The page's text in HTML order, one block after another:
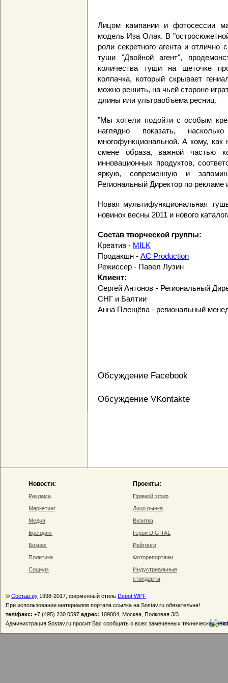
Лицом кампании и фотосессии
модель Иза Олак. В
роли секретного агента и
туши "Двойной агент",
количества туши на щеточке
колпачка, который скрывает
можно решить, на чьей стороне
длины или ультраобъема ресниц.
"Мы хотели подойти с особым
наглядно показать,
многофункциональной. А кому,
смене образа, важной частью
инновационных продуктов,
яркую, современную и
Региональный Директор по
Новая мультифункциональная
новинок весны 2011 и нового
Состав творческой группы:
Креатив - MILK
Продакшн - AC Production
Режиссер - Павел Лузин
Клиент:
Сергей Антонов - Региональный
СНГ и Балтии
Анна Плещёва - региональный
Обсуждение Facebook
Обсуждение VKontakte
Новости:
Реклама
Маркетинг
Медиа
Брендинг
Бизнес
Политика
Социум
Проекты:
Прямой эфир
Лицо рынка
Визитка
Герои DIGITAL
Рейтинги
Фоторепортажи
Индустриальные
стандарты
© Состав.ру 1998-2017, фирменный стиль Depot WPF
При использовании материалов портала ссылка на Sostav.ru обязательна!
тел/факс: +7 (495) 230 0597 адрес: 109004, Москва, Полковая 3/3
Администрация Sostav.ru просит Вас сообщать о всех замеченных технических